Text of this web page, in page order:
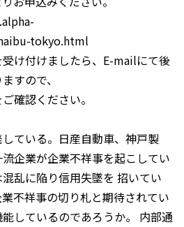
tokyo.html
ましたら、E-mailにて後
すので、
ください。
ている。日産自動車、神戸製
企業が企業不祥事を起こしてい
乱に陥り信用失墜を 招いてい
不祥事の切り札と期待されてい
しているのであろうか。 内部通